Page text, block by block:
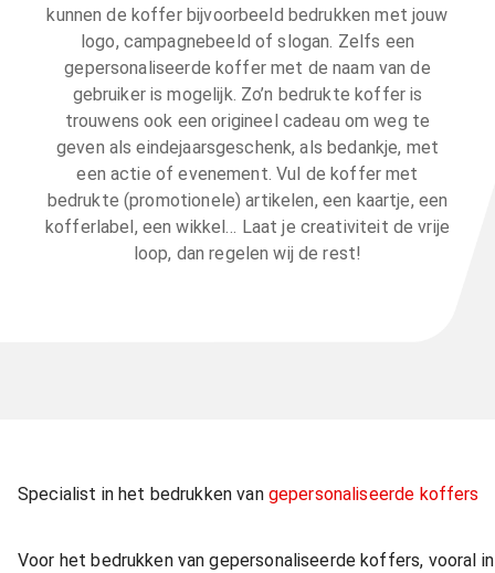
kunnen de koffer bijvoorbeeld bedrukken met jouw
logo, campagnebeeld of slogan. Zelfs een
gepersonaliseerde koffer met de naam van de
gebruiker is mogelijk. Zo’n bedrukte koffer is
trouwens ook een origineel cadeau om weg te
geven als eindejaarsgeschenk, als bedankje, met
een actie of evenement. Vul de koffer met
bedrukte (promotionele) artikelen, een kaartje, een
kofferlabel, een wikkel… Laat je creativiteit de vrije
loop, dan regelen wij de rest!
Specialist in het bedrukken van gepersonaliseerde koffers
Voor het bedrukken van gepersonaliseerde koffers, vooral in